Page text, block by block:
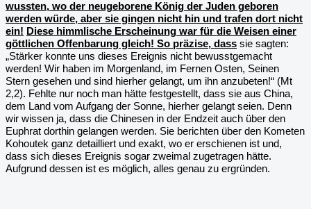
wussten, wo der neugeborene König der Juden geboren
werden würde, aber sie gingen nicht hin und trafen dort nicht
ein! Diese himmlische Erscheinung war für die Weisen einer
göttlichen Offenbarung gleich! So präzise, dass sie sagten:
„Stärker konnte uns dieses Ereignis nicht bewusstgemacht
werden! Wir haben im Morgenland, im Fernen Osten, Seinen
Stern gesehen und sind hierher gelangt, um ihn anzubeten!“ (Mt
2,2). Fehlte nur noch man hätte festgestellt, dass sie aus China,
dem Land vom Aufgang der Sonne, hierher gelangt seien. Denn
wir wissen ja, dass die Chinesen in der Endzeit auch über den
Euphrat dorthin gelangen werden. Sie berichten über den Kometen
Kohoutek ganz detailliert und exakt, wo er erschienen ist und,
dass sich dieses Ereignis sogar zweimal zugetragen hätte.
Aufgrund dessen ist es möglich, alles genau zu ergründen.